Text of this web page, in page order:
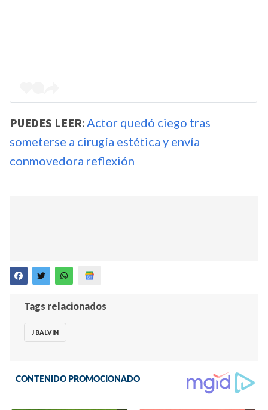
PUEDES LEER: Actor quedó ciego tras
someterse a cirugía estética y envía
conmovedora reflexión
Tags relacionados
J BALVIN